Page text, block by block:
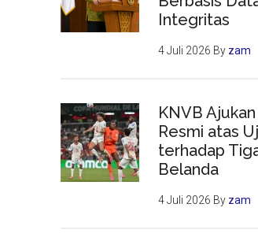
Integritas
4 Juli 2026 By zam
KNVB
Resmi atas
terhadap
Belanda
4 Juli 2026 By zam